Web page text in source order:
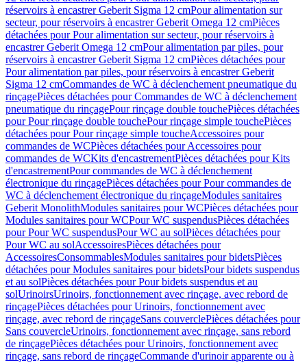
réservoirs à encastrer Geberit Sigma 12 cmPour alimentation sur
secteur, pour réservoirs à encastrer Geberit Omega 12 cmPièces
détachées pour Pour alimentation sur secteur, pour réservoirs à
encastrer Geberit Omega 12 cmPour alimentation par piles, pour
réservoirs à encastrer Geberit Sigma 12 cmPièces détachées pour
Pour alimentation par piles, pour réservoirs à encastrer Geberit
Sigma 12 cmCommandes de WC à déclenchement pneumatique du
rinçagePièces détachées pour Commandes de WC à déclenchement
pneumatique du rinçagePour rinçage double touchePièces détachées
pour Pour rinçage double touchePour rinçage simple touchePièces
détachées pour Pour rinçage simple toucheAccessoires pour
commandes de WCPièces détachées pour Accessoires pour
commandes de WCKits d'encastrementPièces détachées pour Kits
d'encastrementPour commandes de WC à déclenchement
électronique du rinçagePièces détachées pour Pour commandes de
WC à déclenchement électronique du rinçageModules sanitaires
Geberit MonolithModules sanitaires pour WCPièces détachées pour
Modules sanitaires pour WCPour WC suspendusPièces détachées
pour Pour WC suspendusPour WC au solPièces détachées pour
Pour WC au solAccessoiresPièces détachées pour
AccessoiresConsommablesModules sanitaires pour bidetsPièces
détachées pour Modules sanitaires pour bidetsPour bidets suspendus
et au solPièces détachées pour Pour bidets suspendus et au
solUrinoirsUrinoirs, fonctionnement avec rinçage, avec rebord de
rinçagePièces détachées pour Urinoirs, fonctionnement avec
rinçage, avec rebord de rinçageSans couverclePièces détachées pour
Sans couvercleUrinoirs, fonctionnement avec rinçage, sans rebord
de rinçagePièces détachées pour Urinoirs, fonctionnement avec
rinçage, sans rebord de rinçageCommande d'urinoir apparente ou à